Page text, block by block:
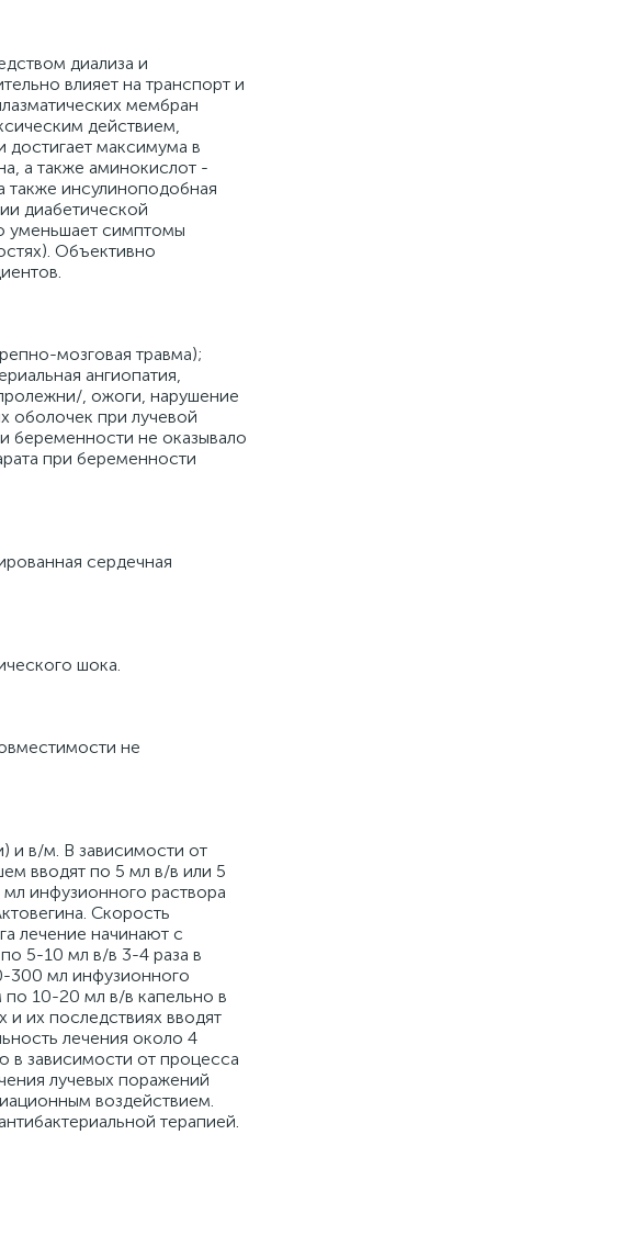
диализа и
влияет на транспорт и
мембран
действием,
достигает максимума в
а также аминокислот -
также инсулиноподобная
диабетической
уменьшает симптомы
Объективно
мозговая травма);
ангиопатия,
, ожоги, нарушение
оболочек при лучевой
беременности не оказывало
при беременности
сердечная
шока.
не
и в/м. В зависимости от
вводят по 5 мл в/в или 5
инфузионного раствора
Скорость
лечение начинают с
5-10 мл в/в 3-4 раза в
300 мл инфузионного
10-20 мл в/в капельно в
их последствиях вводят
лечения около 4
в зависимости от процесса
лучевых поражений
воздействием.
терапией.